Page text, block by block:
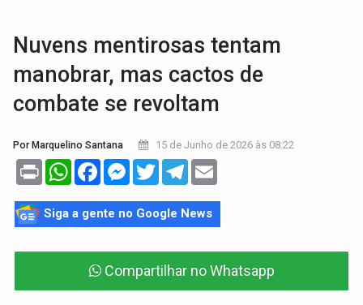
Nuvens mentirosas tentam
manobrar, mas cactos de
combate se revoltam
Por Marquelino Santana 15 de Junho de 2026 às 08:22
Print WhatsAppFacebookMessenger
TwitterTelegram
Siga a gente no Google News
Compartilhar no Whatsapp